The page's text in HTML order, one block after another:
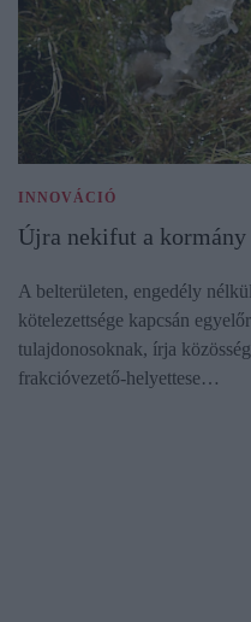
INNOVÁCIÓ
Újra nekifut a kormány
A belterületen, engedély
kötelezettsége kapcsán
tulajdonosoknak, írja
frakcióvezető-helyettese…